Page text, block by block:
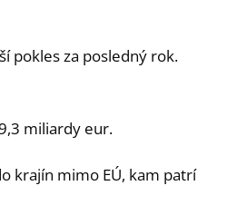
pokles za posledný rok.
miliardy eur.
krajín mimo EÚ, kam patrí